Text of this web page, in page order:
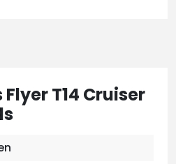
T14 Cruiser